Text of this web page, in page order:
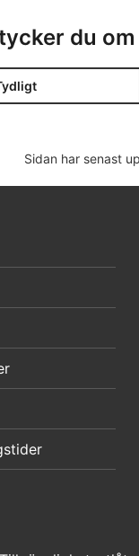
du
Sidan har senast